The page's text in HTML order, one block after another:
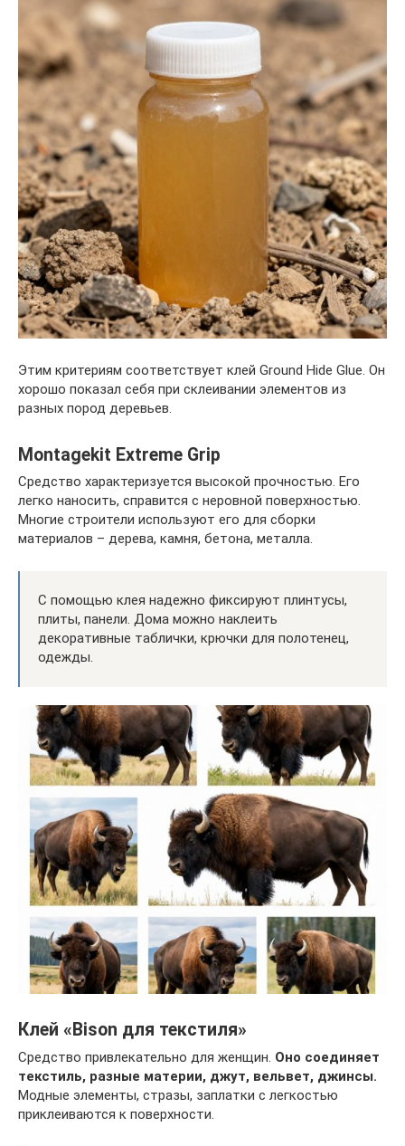
Этим критериям соответствует клей Ground Hide Glue. Он
хорошо показал себя при склеивании элементов из
разных пород деревьев.
Montagekit Extreme Grip
Средство характеризуется высокой прочностью. Его
легко наносить, справится с неровной поверхностью.
Многие строители используют его для сборки
материалов – дерева, камня, бетона, металла.
С помощью клея надежно фиксируют плинтусы,
плиты, панели. Дома можно наклеить
декоративные таблички, крючки для полотенец,
одежды.
Клей «Bison для текстиля»
Средство привлекательно для женщин. Оно соединяет
текстиль, разные материи, джут, вельвет, джинсы.
Модные элементы, стразы, заплатки с легкостью
приклеиваются к поверхности.